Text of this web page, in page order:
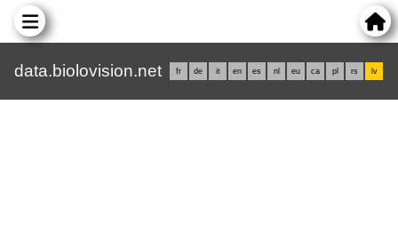
data.biolovision.net fr de it en es nl eu ca pl rs lv